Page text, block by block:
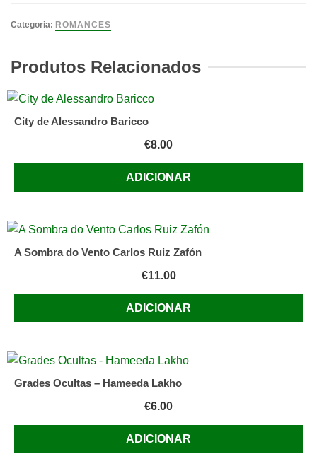
Babilonia
Marsha
Mehran
Categoria: ROMANCES
Produtos Relacionados
City de Alessandro Baricco
€8.00
ADICIONAR
A Sombra do Vento Carlos Ruiz Zafón
€11.00
ADICIONAR
Grades Ocultas – Hameeda Lakho
€6.00
ADICIONAR